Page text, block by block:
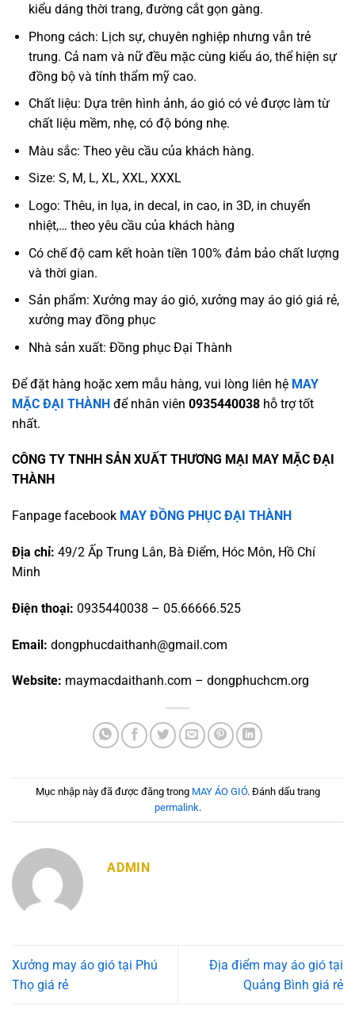
kiểu dáng thời trang, đường cắt gọn gàng.
Phong cách: Lịch sự, chuyên nghiệp nhưng vẫn trẻ
trung. Cả nam và nữ đều mặc cùng kiểu áo, thể hiện sự
đồng bộ và tính thẩm mỹ cao.
Chất liệu: Dựa trên hình ảnh, áo gió có vẻ được làm từ
chất liệu mềm, nhẹ, có độ bóng nhẹ.
Màu sắc: Theo yêu cầu của khách hàng.
Size: S, M, L, XL, XXL, XXXL
Logo: Thêu, in lụa, in decal, in cao, in 3D, in chuyển
nhiệt,… theo yêu cầu của khách hàng
Có chế độ cam kết hoàn tiền 100% đảm bảo chất lượng
và thời gian.
Sản phẩm: Xưởng may áo gió, xưởng may áo gió giá rẻ,
xưởng may đồng phục
Nhà sản xuất: Đồng phục Đại Thành
Để đặt hàng hoặc xem mẫu hàng, vui lòng liên hệ MAY
MẶC ĐẠI THÀNH để nhân viên 0935440038 hỗ trợ tốt
nhất.
CÔNG TY TNHH SẢN XUẤT THƯƠNG MẠI MAY MẶC ĐẠI
THÀNH
Fanpage facebook MAY ĐỒNG PHỤC ĐẠI THÀNH
Địa chỉ: 49/2 Ấp Trung Lân, Bà Điểm, Hóc Môn, Hồ Chí
Minh
Điện thoại: 0935440038 – 05.66666.525
Email: dongphucdaithanh@gmail.com
Website: maymacdaithanh.com – dongphuchcm.org
Mục nhập này đã được đăng trong MAY ÁO GIÓ. Đánh dấu trang
permalink.
ADMIN
Xưởng may áo gió tại Phú
Thọ giá rẻ
Địa điểm may áo gió tại
Quảng Bình giá rẻ